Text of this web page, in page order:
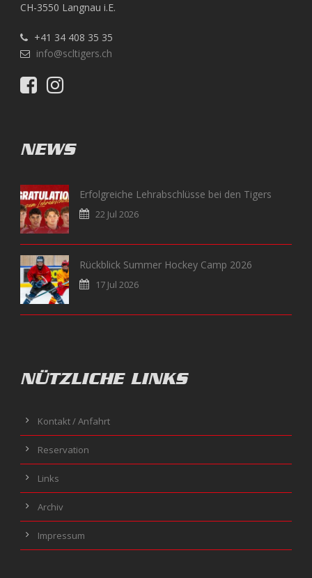
CH-3550 Langnau i.E.
+41 34 408 35 35
info@scltigers.ch
NEWS
Erfolgreiche Lehrabschlüsse bei den Tigers
22 Jul 2026
Rückblick Summer Hockey Camp 2026
17 Jul 2026
NÜTZLICHE LINKS
Kontakt / Anfahrt
Reservation
Links
Archiv
Impressum